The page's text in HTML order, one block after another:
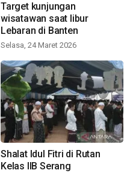
Target kunjungan
wisatawan saat libur
Lebaran di Banten
Selasa, 24 Maret 2026
Shalat Idul Fitri di Rutan
Kelas IIB Serang